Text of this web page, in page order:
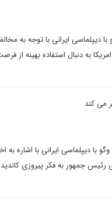
ایرانی با توجه به
به دنبال استفاده بهینه
می کند
دیپلماسی ایرانی با اشاره به
رئیس جمهور به فکر پیروزی